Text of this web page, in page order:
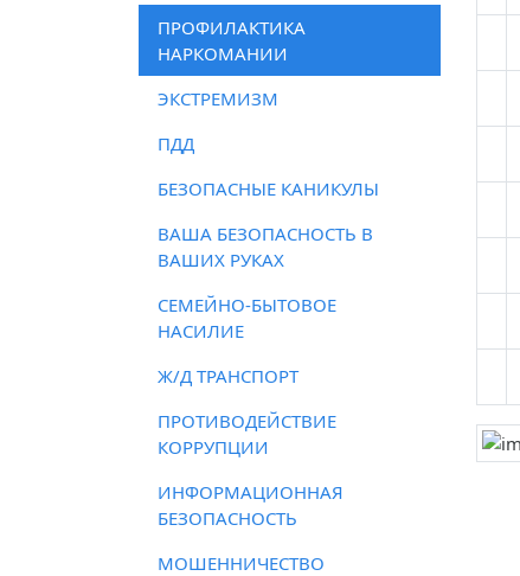
ПРОФИЛАКТИКА
НАРКОМАНИИ
ЭКСТРЕМИЗМ
ПДД
БЕЗОПАСНЫЕ КАНИКУЛЫ
ВАША БЕЗОПАСНОСТЬ В
ВАШИХ РУКАХ
СЕМЕЙНО-БЫТОВОЕ
НАСИЛИЕ
Ж/Д ТРАНСПОРТ
ПРОТИВОДЕЙСТВИЕ
КОРРУПЦИИ
ИНФОРМАЦИОННАЯ
БЕЗОПАСНОСТЬ
МОШЕННИЧЕСТВО